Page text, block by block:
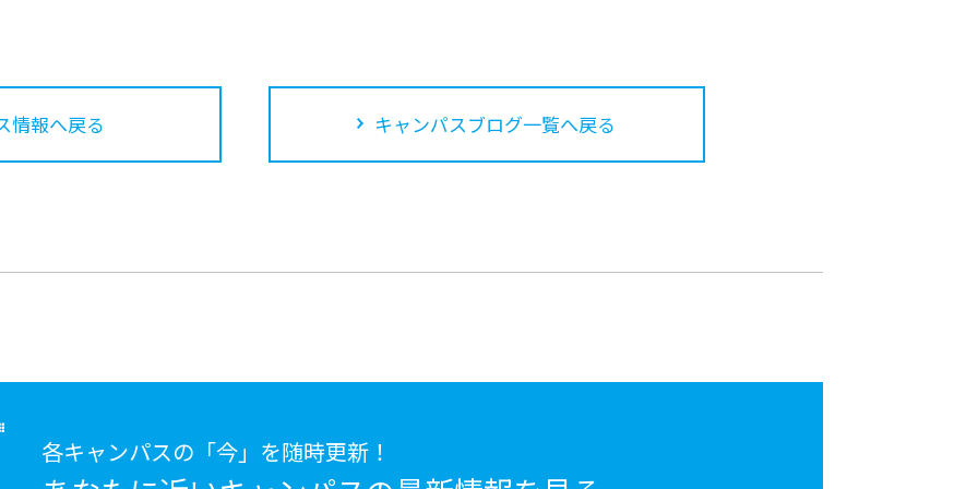
情報へ戻る キャンパスブログ一覧へ戻る
各キャンパスの「今」を随時更新！